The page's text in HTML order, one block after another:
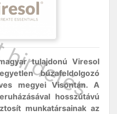
tulajdonú Viresol
búzafeldolgozó
megyei Visontán. A
hosszútávú
munkatársainak az